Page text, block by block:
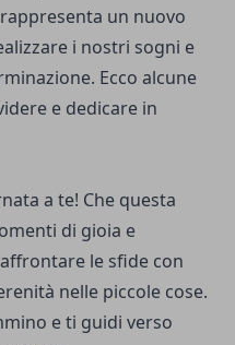
un nuovo
i nostri sogni e
Ecco alcune
e dedicare in
a te! Che questa
di gioia e
le sfide con
nelle piccole cose.
e ti guidi verso